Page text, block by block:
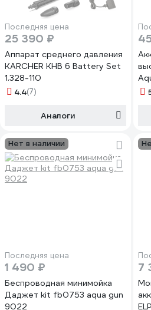
Последняя цена
25 390 ₽
Аппарат среднего давления
KARCHER KHB 6 Battery Set
1.328-110
4.4(7)
Аналоги
Нет в наличии
Последняя цена
1 490 ₽
Беспроводная минимойка
Даджет kit fb0753 aqua gun
9022
7